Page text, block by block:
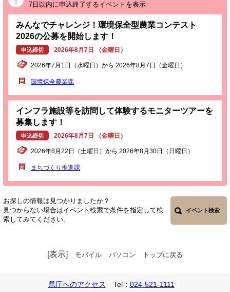
7日以内に申込終了するイベントを表示
みんなでチャレンジ！環境保全型農業コンテスト
2026の公募を開始します！
申込締切 2026年8月7日 （金曜日）
2026年7月1日（水曜日）から 2026年8月7日（金曜日）
環境保全農業課
インフラ施設等を訪問して体験するモニターツアーを
募集します！
申込締切 2026年8月7日 （金曜日）
2026年8月22日（土曜日）から 2026年8月30日（日曜日）
まちづくり推進課
お探しの情報は見つかりましたか？
見つからない場合はイベント検索で条件を指定して検
索してみてください。
イベント検索
[表示] モバイル パソコン トップに戻る
県庁へのアクセス Tel： 024-521-1111